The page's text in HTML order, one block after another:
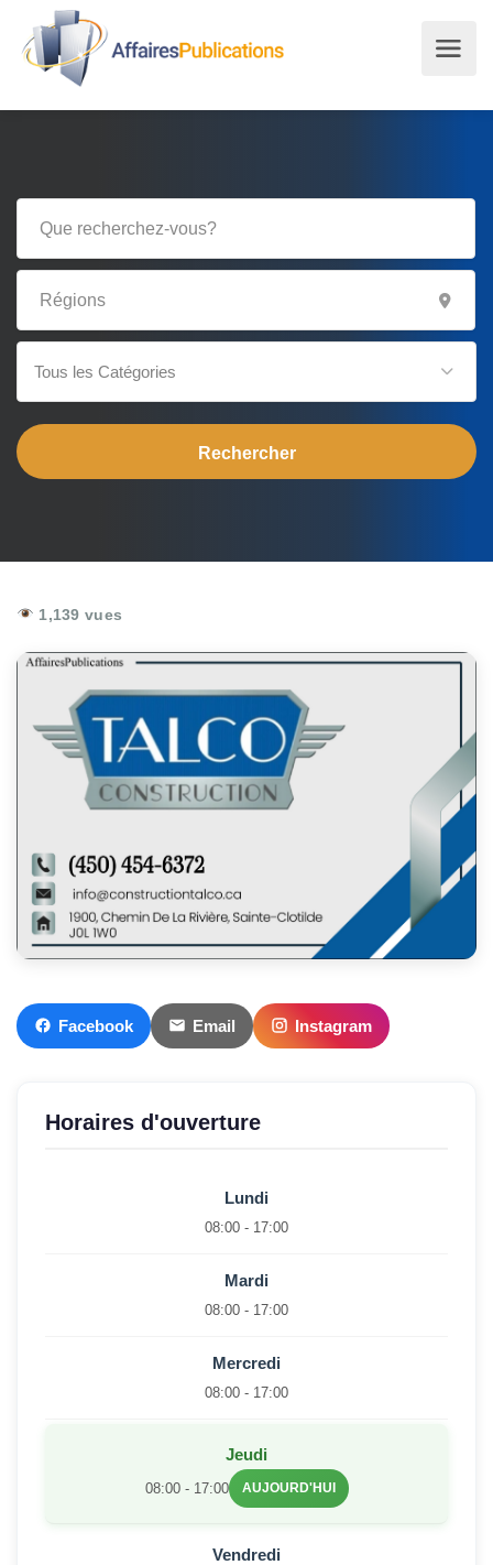
Tous les Catégories
1,139 vues
Facebook Email Instagram
Horaires d'ouverture
Lundi
08:00 - 17:00
Mardi
08:00 - 17:00
Mercredi
08:00 - 17:00
Jeudi
08:00 - 17:00 AUJOURD'HUI
Vendredi